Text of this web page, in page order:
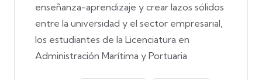
enseñanza-aprendizaje y crear lazos sólidos
entre la universidad y el sector empresarial,
los estudiantes de la Licenciatura en
Administración Marítima y Portuaria